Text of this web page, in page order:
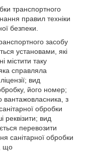
транспортного
правил техніки
безпеки.
засобу
установами, які
містити таку
справляла
вид
його номер;
вантажовласника, з
обробки
реквізити; вид
перевозити
санітарної обробки
що